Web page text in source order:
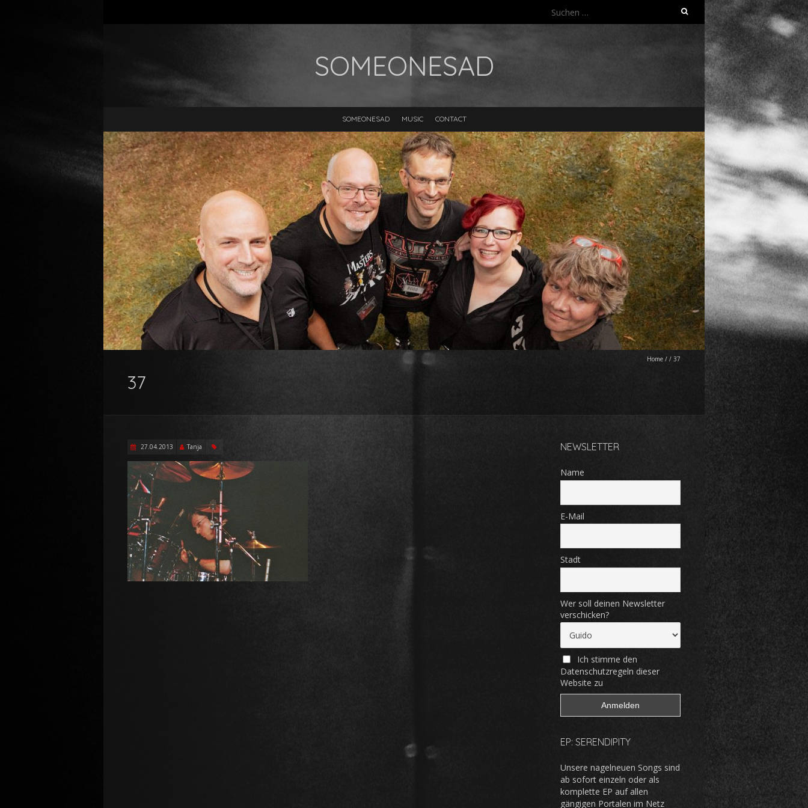
Suchen
nach:
SOMEONESAD
SOMEONESAD MUSIC CONTACT
Home / / 37
37
27.04.2013 Tanja NEWSLETTER
Name
E-Mail
Stadt
Wer soll deinen Newsletter
verschicken?
Ich stimme den
Datenschutzregeln dieser
Website zu
EP: SERENDIPITY
Unsere nagelneuen Songs sind
ab sofort einzeln oder als
komplette EP auf allen
gängigen Portalen im Netz